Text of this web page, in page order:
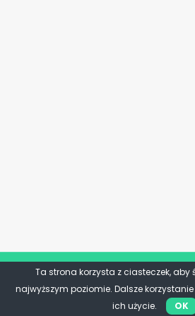
Ta strona korzysta z ciasteczek, aby
najwyższym poziomie. Dalsze
ich użycie.
OK